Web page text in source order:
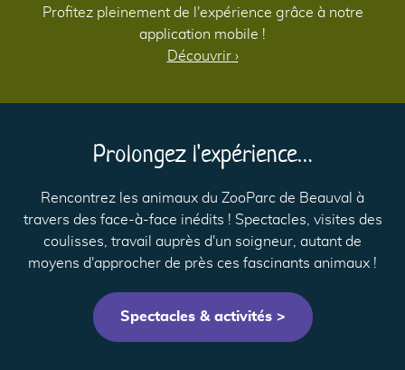
Profitez pleinement de l'expérience grâce à notre
application mobile !
Découvrir›
Prolongez l'expérience…
Rencontrez les animaux du ZooParc de Beauval à
travers des face-à-face inédits ! Spectacles, visites des
coulisses, travail auprès d'un soigneur, autant de
moyens d'approcher de près ces fascinants animaux !
Spectacles & activités >